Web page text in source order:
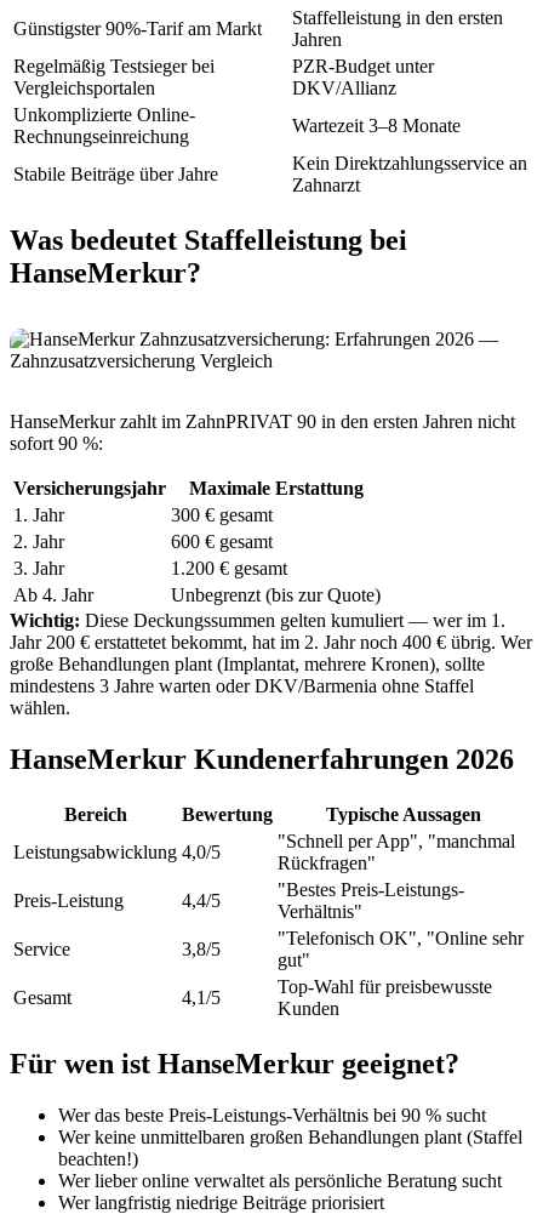
Günstigster 90%-Tarif am Markt
Staffelleistung in den ersten
Jahren
Regelmäßig Testsieger bei
Vergleichsportalen
PZR-Budget unter
DKV/Allianz
Unkomplizierte Online-
Rechnungseinreichung
Wartezeit 3–8 Monate
Stabile Beiträge über Jahre
Kein Direktzahlungsservice an
Zahnarzt
Was bedeutet Staffelleistung bei
HanseMerkur?
HanseMerkur zahlt im ZahnPRIVAT 90 in den ersten Jahren nicht
sofort 90 %:
Versicherungsjahr
Maximale Erstattung
1. Jahr
300 € gesamt
2. Jahr
600 € gesamt
3. Jahr
1.200 € gesamt
Ab 4. Jahr
Unbegrenzt (bis zur Quote)
Wichtig: Diese Deckungssummen gelten kumuliert — wer im 1.
Jahr 200 € erstattetet bekommt, hat im 2. Jahr noch 400 € übrig. Wer
große Behandlungen plant (Implantat, mehrere Kronen), sollte
mindestens 3 Jahre warten oder DKV/Barmenia ohne Staffel
wählen.
HanseMerkur Kundenerfahrungen 2026
Bereich Bewertung
Typische Aussagen
Leistungsabwicklung 4,0/5
"Schnell per App", "manchmal
Rückfragen"
Preis-Leistung
4,4/5
"Bestes Preis-Leistungs-
Verhältnis"
Service
3,8/5
"Telefonisch OK", "Online sehr
gut"
Gesamt
4,1/5
Top-Wahl für preisbewusste
Kunden
Für wen ist HanseMerkur geeignet?
Wer das beste Preis-Leistungs-Verhältnis bei 90 % sucht
Wer keine unmittelbaren großen Behandlungen plant (Staffel
beachten!)
Wer lieber online verwaltet als persönliche Beratung sucht
Wer langfristig niedrige Beiträge priorisiert